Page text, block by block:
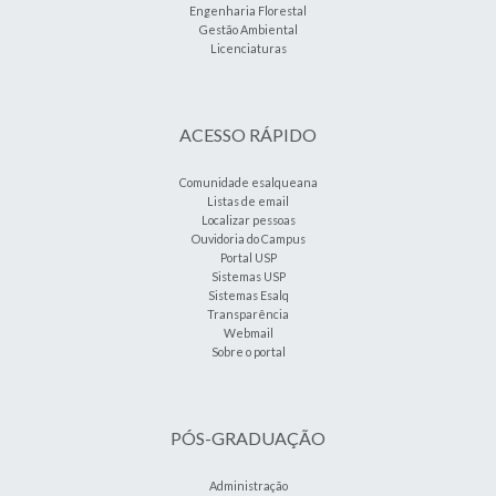
Engenharia Florestal
Gestão Ambiental
Licenciaturas
ACESSO RÁPIDO
Comunidade esalqueana
Listas de email
Localizar pessoas
Ouvidoria do Campus
Portal USP
Sistemas USP
Sistemas Esalq
Transparência
Webmail
Sobre o portal
PÓS-GRADUAÇÃO
Administração